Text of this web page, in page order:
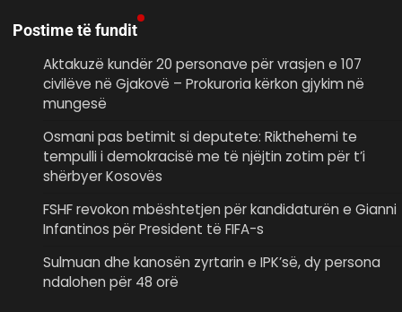
Postime të fundit
Aktakuzë kundër 20 personave për vrasjen e 107
civilëve në Gjakovë – Prokuroria kërkon gjykim në
mungesë
Osmani pas betimit si deputete: Rikthehemi te
tempulli i demokracisë me të njëjtin zotim për t’i
shërbyer Kosovës
FSHF revokon mbështetjen për kandidaturën e Gianni
Infantinos për President të FIFA-s
Sulmuan dhe kanosën zyrtarin e IPK’së, dy persona
ndalohen për 48 orë